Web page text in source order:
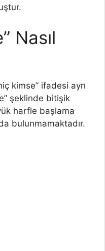
Nasıl
kimse” ifadesi ayrı
şeklinde bitişik
harfle başlama
bulunmamaktadır.